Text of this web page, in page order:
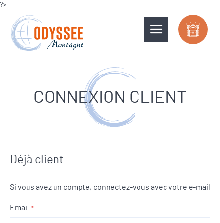
?>
CONNEXION CLIENT
Déjà client
Si vous avez un compte, connectez-vous avec votre e-mail
Email